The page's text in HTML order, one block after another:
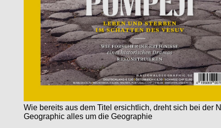
Wie bereits aus dem Titel ersichtlich, dreht sich bei der
Geographic alles um die Geographie